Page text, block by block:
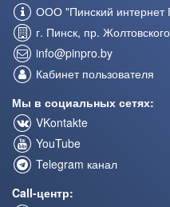
ООО "Пинский интернет
г. Пинск, пр.
info@pinpro.by
Кабинет пользователя
Мы в социальных сетях:
VKontakte
YouTube
Telegram канал
Call-центр: